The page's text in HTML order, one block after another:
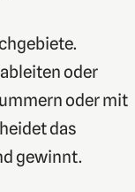
oder
oder mit
das
gewinnt.